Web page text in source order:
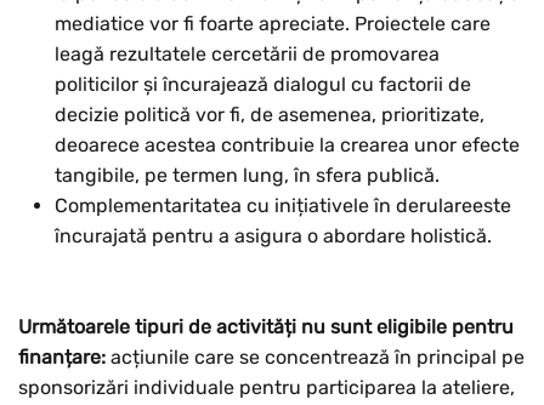
mediatice vor fi foarte apreciate. Proiectele care
leagă rezultatele cercetării de promovarea
politicilor și încurajează dialogul cu factorii de
decizie politică vor fi, de asemenea, prioritizate,
deoarece acestea contribuie la crearea unor efecte
tangibile, pe termen lung, în sfera publică.
Complementaritatea cu inițiativele în derulareeste
încurajată pentru a asigura o abordare holistică.
Următoarele tipuri de activități nu sunt eligibile pentru
finanțare: acțiunile care se concentrează în principal pe
sponsorizări individuale pentru participarea la ateliere,